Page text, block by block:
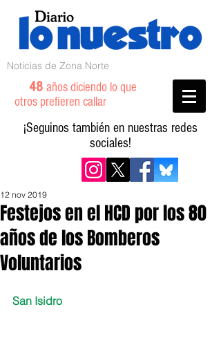
Noticias de Zona Norte
48 años diciendo lo que
otros prefieren callar
¡Seguinos también en nuestras redes
sociales!
Festejos en el HCD por los 80
años de los Bomberos
Voluntarios
12 nov 2019
San Isidro